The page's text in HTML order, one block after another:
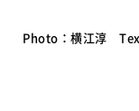
Photo：横江淳